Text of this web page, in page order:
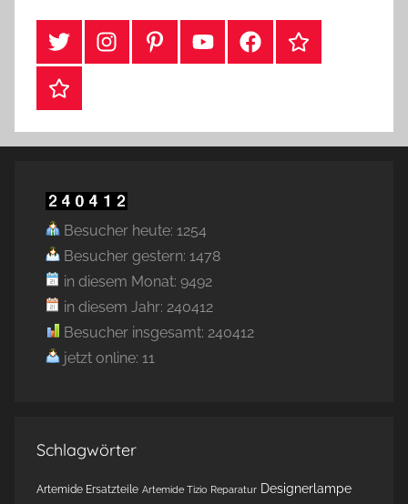
#TwitterInstagramPinterestYouTubeFacebookTikTok
Webshop
Besucher heute: 1254
Besucher gestern: 1478
in diesem Monat: 9492
in diesem Jahr: 240412
Besucher insgesamt: 240412
jetzt online: 11
Schlagwörter
Artemide Ersatzteile Artemide Tizio Reparatur Designerlampe